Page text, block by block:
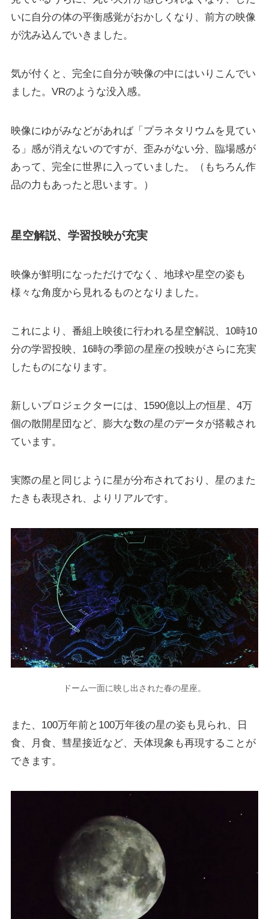
いに自分の体の平衡感覚がおかしくなり、前方の映像
が沈み込んでいきました。
気が付くと、完全に自分が映像の中にはいりこんでい
ました。 VRのような没入感。
映像にゆがみなどがあれば「プラネタリウムを見てい
る」感が消えないのですが、歪みがない分、臨場感が
あって、完全に世界に入っていました。（もちろん作
品の力もあったと思います。）
星空解説、学習投映が充実
映像が鮮明になっただけでなく、地球や星空の姿も
様々な角度から見れるものとなりました。
これにより、番組上映後に行われる星空解説、10時10
分の学習投映、16時の季節の星座の投映がさらに充実
したものになります。
新しいプロジェクターには、1590億以上の恒星、4万
個の散開星団など、 膨大な数の星のデータが搭載され
ています。
実際の星と同じように星が分布されており、星のまた
たきも表現され、よりリアルです。
ドーム一面に映し出された春の星座。
また、100万年前と100万年後の星の姿も見られ、日
食、月食、彗星接近など、天体現象も再現することが
できます。